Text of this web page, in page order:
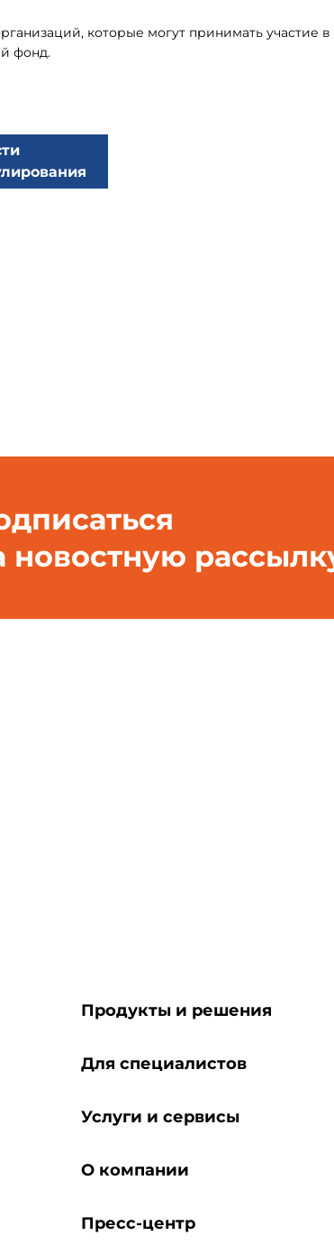
которые могут принимать участие в
фонд.
новостную
Продукты и решения
Для специалистов
Услуги и сервисы
О компании
Пресс-центр